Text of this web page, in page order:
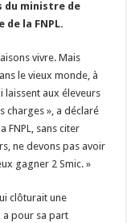
du ministre de
de la FNPL.
vivre. Mais
le vieux monde, à
laissent aux éleveurs
charges », a déclaré
FNPL, sans citer
ne devons pas avoir
gagner 2 Smic. »
clôturait une
a pour sa part